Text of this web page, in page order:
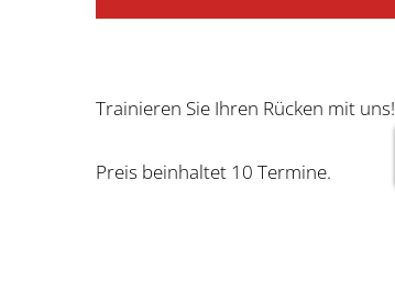
Trainieren Sie Ihren Rücken mit uns!
Preis beinhaltet 10 Termine.